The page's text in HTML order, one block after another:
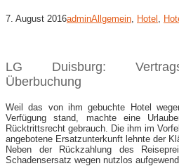
7. August 2016adminAllgemein Hotel
LG Duisburg:
Überbuchung
Weil das von ihm gebuchte Hotel
Verfügung stand, machte eine
Rücktrittsrecht gebrauch. Die ihm im
angebotene Ersatzunterkunft lehnte der
Neben der Rückzahlung des
Schadensersatz wegen nutzlos